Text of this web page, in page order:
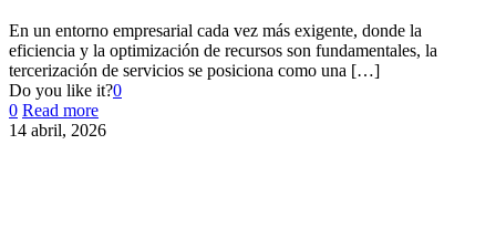
En un entorno empresarial cada vez más exigente, donde la
eficiencia y la optimización de recursos son fundamentales, la
tercerización de servicios se posiciona como una […]
Do you like it?0
0 Read more
14 abril, 2026